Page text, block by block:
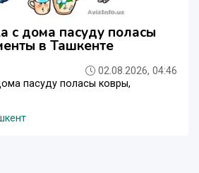
с дома пасуду поласы
в Ташкенте
02.08.2026, 04:46
пасуду поласы ковры,